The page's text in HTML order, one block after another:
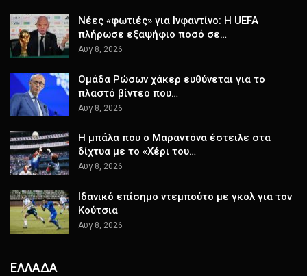
Νέες «φωτιές» για Ινφαντίνο: Η UEFA
πλήρωσε εξαψήφιο ποσό σε…
Αυγ 8, 2026
Ομάδα Ρώσων χάκερ ευθύνεται για το
πλαστό βίντεο που…
Αυγ 8, 2026
Η μπάλα που ο Μαραντόνα έστειλε στα
δίχτυα με το «Χέρι του…
Αυγ 8, 2026
Ιδανικό επίσημο ντεμπούτο με γκολ για τον
Κούτσια
Αυγ 8, 2026
ΕΛΛΑΔΑ